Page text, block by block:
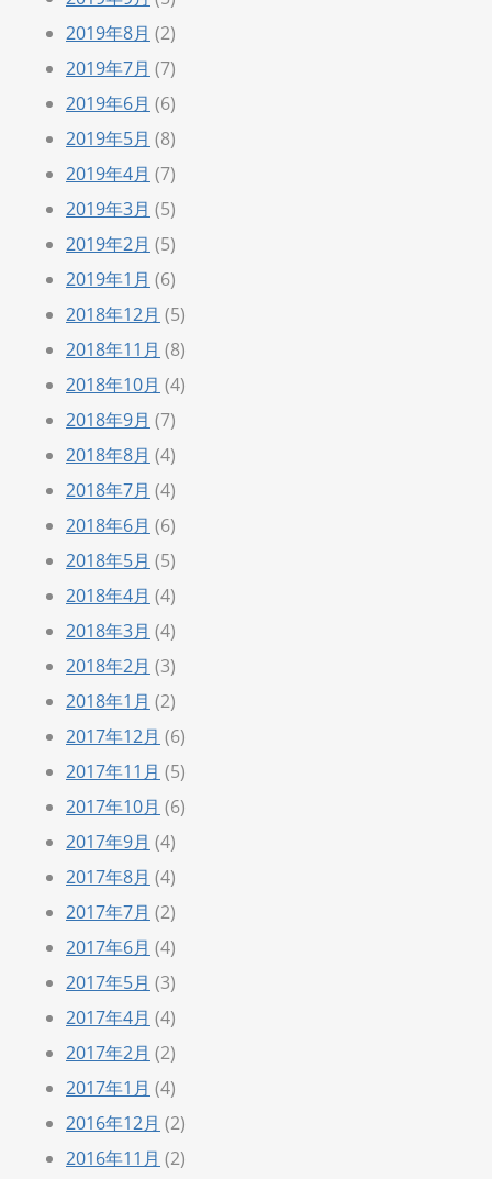
2019年8月 (2)
2019年7月 (7)
2019年6月 (6)
2019年5月 (8)
2019年4月 (7)
2019年3月 (5)
2019年2月 (5)
2019年1月 (6)
2018年12月 (5)
2018年11月 (8)
2018年10月 (4)
2018年9月 (7)
2018年8月 (4)
2018年7月 (4)
2018年6月 (6)
2018年5月 (5)
2018年4月 (4)
2018年3月 (4)
2018年2月 (3)
2018年1月 (2)
2017年12月 (6)
2017年11月 (5)
2017年10月 (6)
2017年9月 (4)
2017年8月 (4)
2017年7月 (2)
2017年6月 (4)
2017年5月 (3)
2017年4月 (4)
2017年2月 (2)
2017年1月 (4)
2016年12月 (2)
2016年11月 (2)